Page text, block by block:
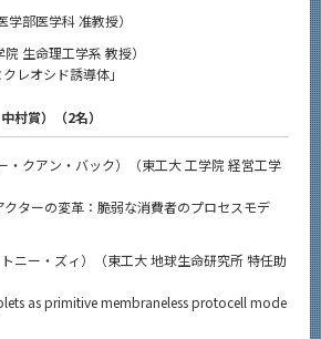
部医学科 准教授）
生命理工学系 教授）
レオシド誘導体」
村賞）（2名）
・クアン・バック）（東工大 工学院 経営工学
クターの変革：脆弱な消費者のプロセスモデ
ニー・ズィ）（東工大 地球生命研究所 特任助
as primitive membraneless protocell mode